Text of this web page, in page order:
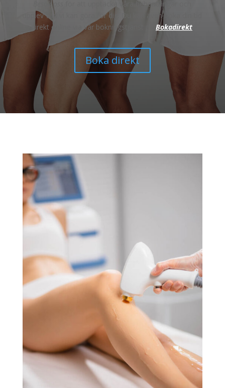
Besök oss
för att upptäcka våra behandlingar och
upplev vad vi kan göra för dig. Du kan även boka din tid
direkt online via vår bokningstjänst på Bokadirekt.
Boka direkt